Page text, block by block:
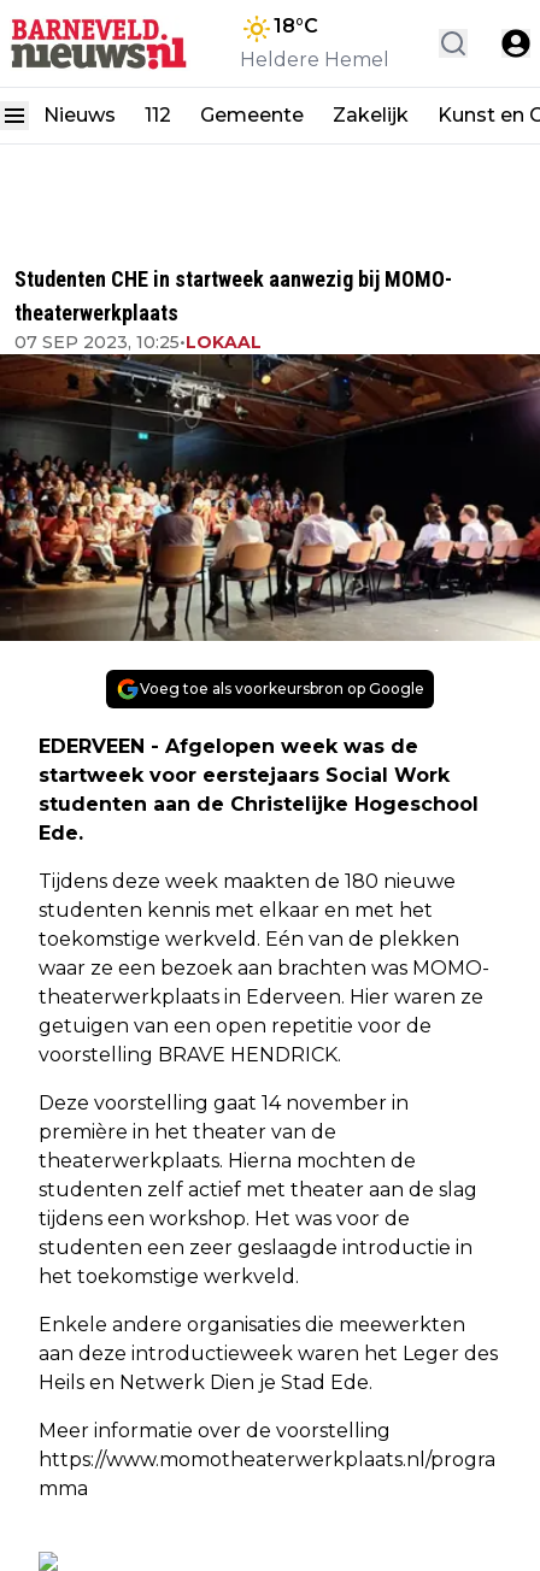
18°C
Heldere Hemel
Nieuws 112 Gemeente Zakelijk Kunst en
Studenten CHE in startweek aanwezig bij MOMO-
theaterwerkplaats
07 SEP 2023, 10:25•LOKAAL
Voeg toe als voorkeursbron op Google
EDERVEEN - Afgelopen week was de
startweek voor eerstejaars Social Work
studenten aan de Christelijke Hogeschool
Ede.
Tijdens deze week maakten de 180 nieuwe
studenten kennis met elkaar en met het
toekomstige werkveld. Eén van de plekken
waar ze een bezoek aan brachten was MOMO-
theaterwerkplaats in Ederveen. Hier waren ze
getuigen van een open repetitie voor de
voorstelling BRAVE HENDRICK.
Deze voorstelling gaat 14 november in
première in het theater van de
theaterwerkplaats. Hierna mochten de
studenten zelf actief met theater aan de slag
tijdens een workshop. Het was voor de
studenten een zeer geslaagde introductie in
het toekomstige werkveld.
Enkele andere organisaties die meewerkten
aan deze introductieweek waren het Leger des
Heils en Netwerk Dien je Stad Ede.
Meer informatie over de voorstelling
https://www.momotheaterwerkplaats.nl/progra
mma